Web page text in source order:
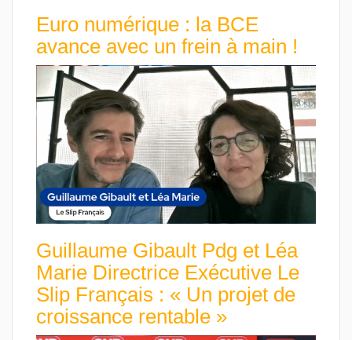
Euro numérique : la BCE
avance avec un frein à main !
Guillaume Gibault Pdg et Léa
Marie Directrice Exécutive Le
Slip Français : « Un projet de
croissance rentable »